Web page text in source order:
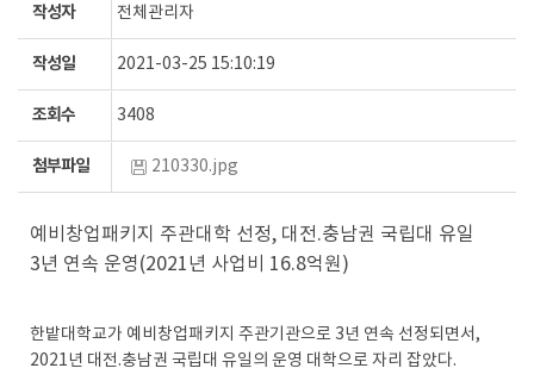
작성자 전체관리자
작성일 2021-03-25 15:10:19
조회수 3408
첨부파일 210330.jpg
예비창업패키지 주관대학 선정, 대전.충남권 국립대 유일
3년 연속 운영(2021년 사업비 16.8억원)
한밭대학교가 예비창업패키지 주관기관으로 3년 연속 선정되면서,
2021년 대전.충남권 국립대 유일의 운영 대학으로 자리 잡았다.